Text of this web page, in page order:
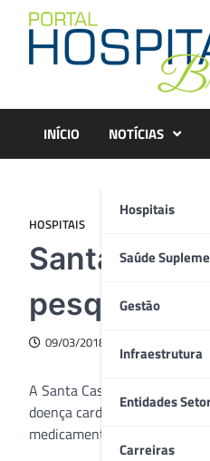
content
INÍCIO NOTÍCIAS
Hospitais
Saúde
Gestão
Infraestrutura
Entidades
Carreiras
HOSPITAIS
Santa
pesquisa
09/03/2018
A Santa Casa de
doença cardiovascular, e
medicamento. Interessados